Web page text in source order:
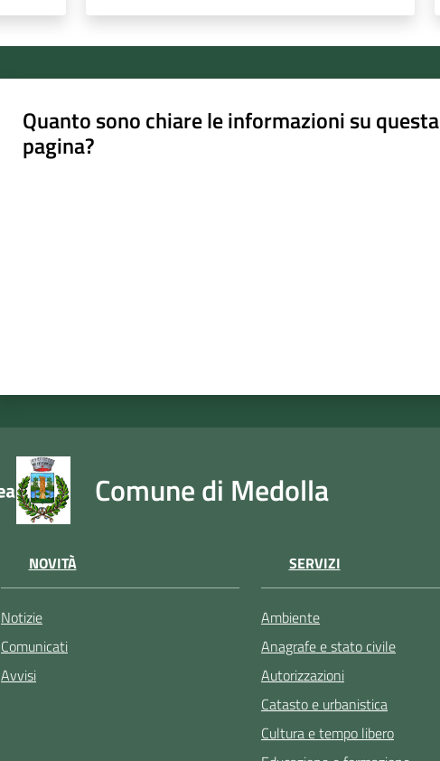
Quanto sono chiare le informazioni su questa
pagina?
Comune di Medolla
NOVITÀ
Notizie
Comunicati
Avvisi
SERVIZI
Ambiente
Anagrafe e stato civile
Autorizzazioni
Catasto e urbanistica
Cultura e tempo libero